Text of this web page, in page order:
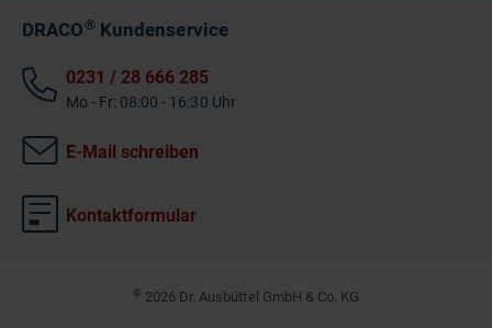
DRACO®Kundenservice
0231 / 28 666 285
Mo - Fr: 08:00 - 16:30 Uhr
E-Mail schreiben
Kontaktformular
© 2026 Dr. Ausbüttel GmbH & Co. KG